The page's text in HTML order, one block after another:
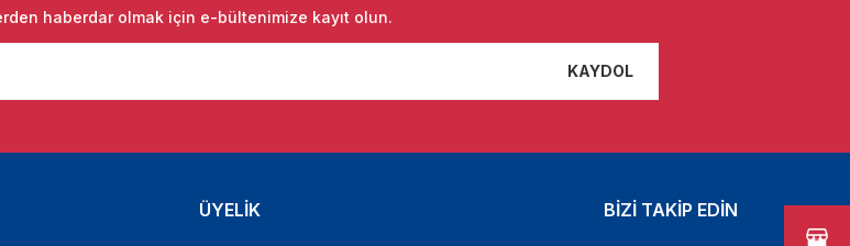
haberdar olmak için e-bültenimize kayıt olun.
KAYDOL
ÜYELİK BİZİ TAKİP EDİN